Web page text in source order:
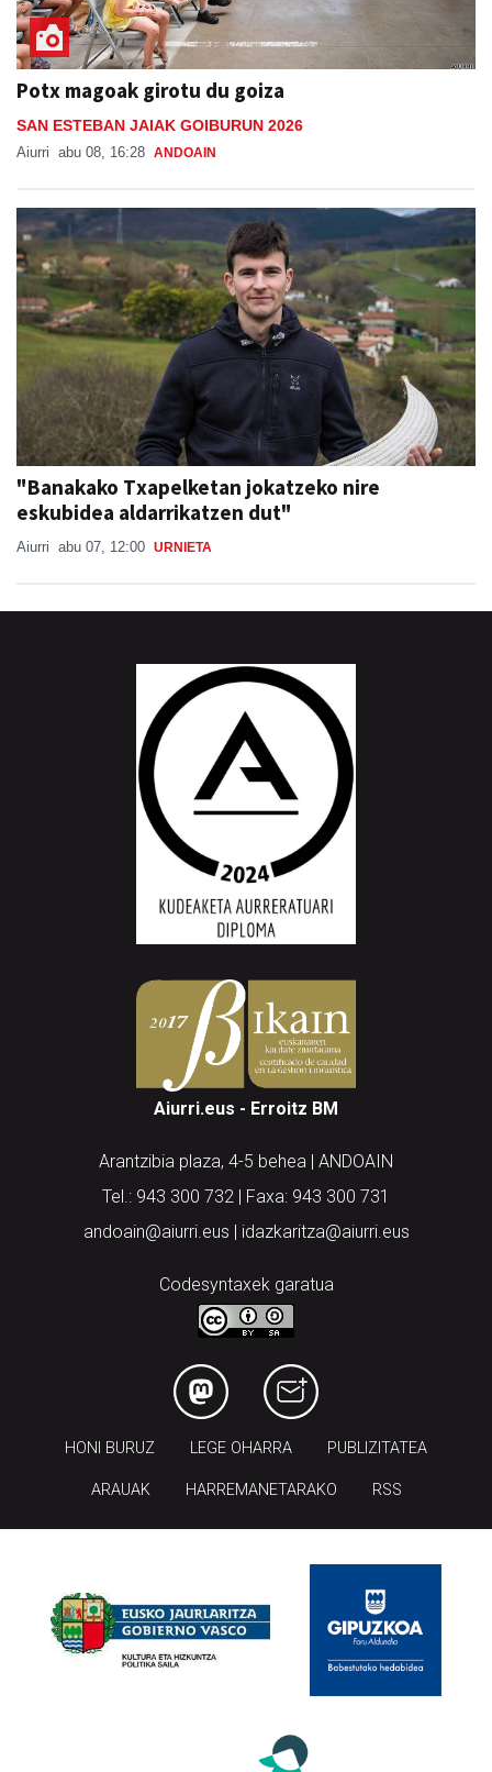
Potx magoak girotu du goiza
SAN ESTEBAN JAIAK GOIBURUN 2026
Aiurri abu 08, 16:28 ANDOAIN
"Banakako Txapelketan jokatzeko nire
eskubidea aldarrikatzen dut"
Aiurri abu 07, 12:00 URNIETA
Aiurri.eus - Erroitz BM
Arantzibia plaza, 4-5 behea | ANDOAIN
Tel.: 943 300 732 | Faxa: 943 300 731
andoain@aiurri.eus | idazkaritza@aiurri.eus
Codesyntaxek garatua
HONI BURUZ LEGE OHARRA PUBLIZITATEA
ARAUAK HARREMANETARAKO RSS